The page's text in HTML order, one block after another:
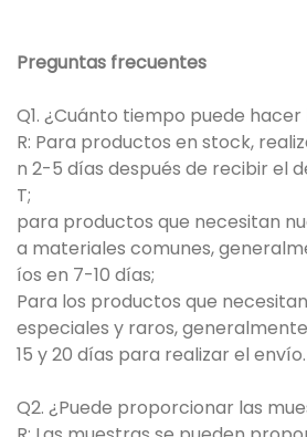
Preguntas frecuentes
Q1. ¿Cuánto tiempo puede
R: Para productos en stock,
n 2-5 días después de recibir el
T;
para productos que necesitan
a materiales comunes,
íos en 7-10 días;
Para los productos que
especiales y raros,
15 y 20 días para realizar el envío.
Q2. ¿Puede proporcionar las